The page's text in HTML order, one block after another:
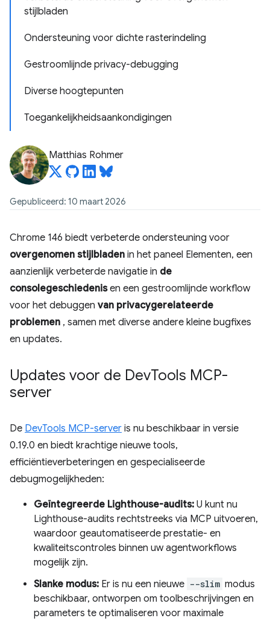
stijlbladen
Ondersteuning voor dichte rasterindeling
Gestroomlijnde privacy-debugging
Diverse hoogtepunten
Toegankelijkheidsaankondigingen
Matthias Rohmer
Gepubliceerd: 10 maart 2026
Chrome 146 biedt verbeterde ondersteuning voor
overgenomen stijlbladen in het paneel Elementen, een
aanzienlijk verbeterde navigatie in de
consolegeschiedenisen een gestroomlijnde workflow
voor het debuggen van privacygerelateerde
problemen , samen met diverse andere kleine bugfixes
en updates.
Updates voor de DevTools MCP-
server
De DevTools MCP-server is nu beschikbaar in versie
0.19.0 en biedt krachtige nieuwe tools,
efficiëntieverbeteringen en gespecialiseerde
debugmogelijkheden:
Geïntegreerde Lighthouse-audits: U kunt nu
Lighthouse-audits rechtstreeks via MCP uitvoeren,
waardoor geautomatiseerde prestatie- en
kwaliteitscontroles binnen uw agentworkflows
mogelijk zijn.
Slanke modus: Er is nu een nieuwe --slim modus
beschikbaar, ontworpen om toolbeschrijvingen en
parameters te optimaliseren voor maximale